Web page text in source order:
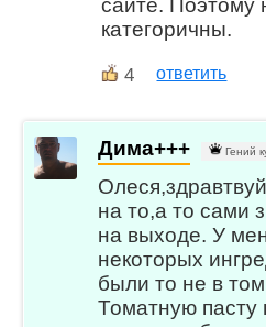
категоричны.
4 ответить
Дима+++ Гений
на то,а то сами
на выходе. У
некоторых
были то не в
Томатную пасту